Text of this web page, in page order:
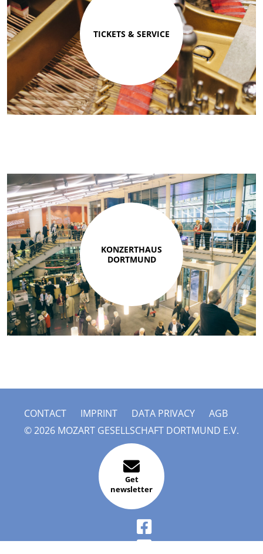
TICKETS & SERVICE
KONZERTHAUS
DORTMUND
CONTACT IMPRINT DATA PRIVACY
AGB
© 2026 MOZART GESELLSCHAFT DORTMUND E.V.
Get
newsletter
FACEBOOK
INSTAGRAM